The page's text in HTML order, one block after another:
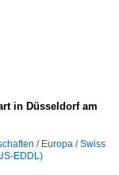
in Düsseldorf am
/ Europa / Swiss
EDDL)